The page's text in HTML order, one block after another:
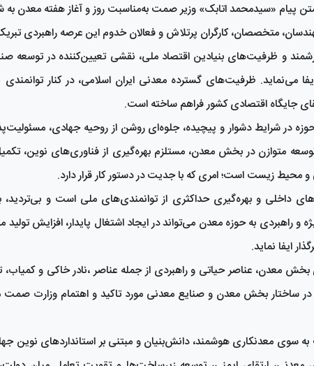
پیام «سیدمحمد اتابک» وزیر صمت به‌مناسبت روز و آغاز هفته معدن
متخصصان، کارگران پرتلاش و فعالان خدوم این عرصه راهبردی
و ظرفیت‌های بنیادین اقتصاد ملی، نقشی تعیین‌کننده در توسعه
می‌نماید. ظرفیت‌های گسترده معدنی ایران اسلامی، در کنار
جایگاه اقتصادی کشور فراهم ساخته است.
در شرایط دشوار و پیچیده، جلوه‌ای روشن از روحیه جهادی،
متوازن در بخش معدن، مستلزم بهره‌گیری از فناوری‌های نوین،
محیط زیست است؛ امری که با جدیت در دستور کار قرار دارد.
داخلی و بهره‌گیری حداکثری از توانمندی‌های ملی است و
راهبردی به حوزه معدن می‌تواند در ایجاد اشتغال پایدار، افزایش
ایفا نماید.
بخش معدن، عناصر حیاتی و راهبردی از جمله عناصر ،نادر خاکی و
ساختار بخش معدن و صنایع معدنی مورد تاکید و اهتمام وزارت
سوی معدنکاری هوشمند، دانش‌بنیان و مبتنی بر استانداردهای نوین